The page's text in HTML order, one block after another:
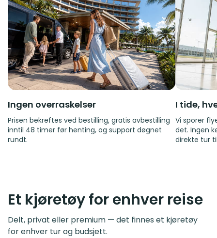
Ingen overraskelser
Prisen bekreftes ved bestilling, gratis avbestilling
inntil 48 timer før henting, og support døgnet
rundt.
I tide,
Vi sporer
det. Ingen
direkte tur
Et kjøretøy for enhver reise
Delt, privat eller premium — det finnes et kjøretøy
for enhver tur og budsjett.